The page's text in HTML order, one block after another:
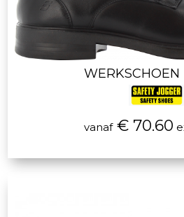
WERKSCHOEN
vanaf€ 70.60